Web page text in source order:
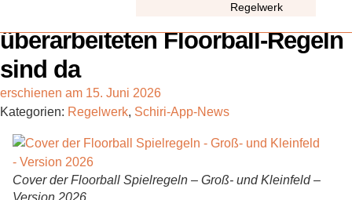
Regelwerk
überarbeiteten Floorball-Regeln
sind da
erschienen am 15. Juni 2026
Kategorien: Regelwerk, Schiri-App-News
Cover der Floorball Spielregeln – Groß- und Kleinfeld –